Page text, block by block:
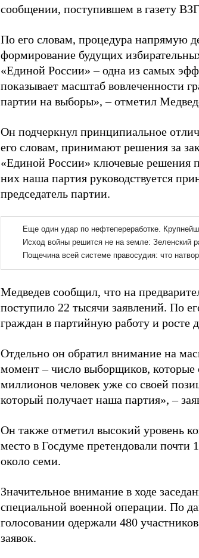
сообщении, поступившем в газету
По его словам, процедура напрямую
формирование будущих
«Единой России» – одна из самых
показывает масштаб вовлеченности
партии на выборы», – отметил
Он подчеркнул принципиальное
его словам, принимают решения за
«Единой России» ключевые решения
них наша партия руководствуется
председатель партии.
Медведев сообщил, что на
поступило 22 тысячи заявлений. По
граждан в партийную работу и росте
Отдельно он обратил внимание на
момент – число выборщиков, которые
миллионов человек уже со своей
который получает наша партия», –
Он также отметил высокий уровень
место в Госдуме претендовали почти
около семи.
Значительное внимание в ходе
специальной военной операции. По
голосовании одержали 480
заявок.